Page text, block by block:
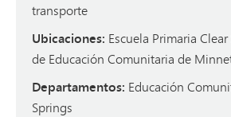
transporte
Ubicaciones: Escuela Primaria
de Educación Comunitaria de
Departamentos: Educación
Springs